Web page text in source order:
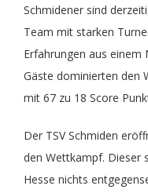
FitMix-Frauen
Turnteam Staufen
Chronik
Geschäftsstelle
Schmidener sind
Team mit starken
Erfahrungen aus
Gäste dominierten den
mit 67 zu 18 Score
Der TSV Schmiden
den Wettkampf. Dieser
Hesse nichts